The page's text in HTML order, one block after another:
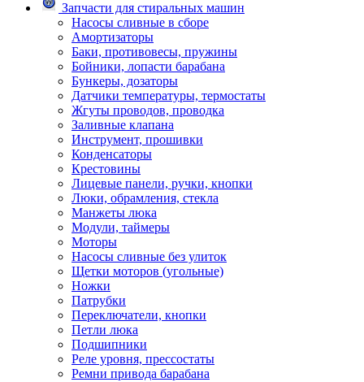
Запчасти для стиральных машин
Насосы сливные в сборе
Амортизаторы
Баки, противовесы, пружины
Бойники, лопасти барабана
Бункеры, дозаторы
Датчики температуры, термостаты
Жгуты проводов, проводка
Заливные клапана
Инструмент, прошивки
Конденсаторы
Крестовины
Лицевые панели, ручки, кнопки
Люки, обрамления, стекла
Манжеты люка
Модули, таймеры
Моторы
Насосы сливные без улиток
Щетки моторов (угольные)
Ножки
Патрубки
Переключатели, кнопки
Петли люка
Подшипники
Реле уровня, прессостаты
Ремни привода барабана